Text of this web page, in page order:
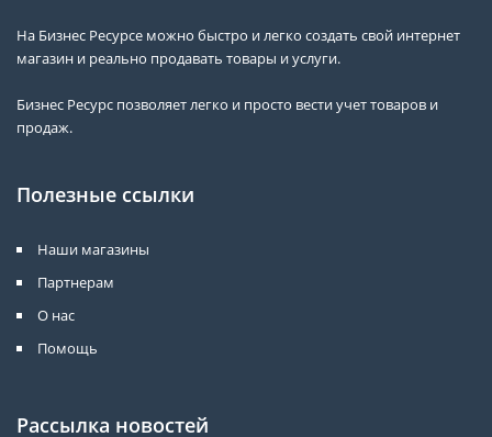
На Бизнес Ресурсе можно быстро и легко создать свой интернет
магазин и реально продавать товары и услуги.
Бизнес Ресурс позволяет легко и просто вести учет товаров и
продаж.
Полезные ссылки
Наши магазины
Партнерам
О нас
Помощь
Рассылка новостей